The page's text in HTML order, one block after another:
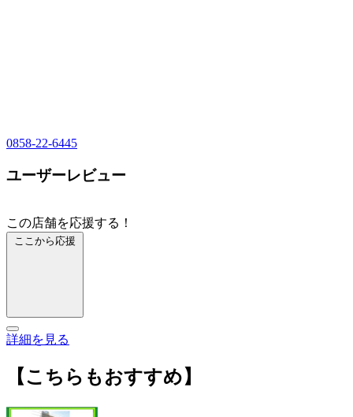
0858-22-6445
ユーザーレビュー
この店舗を応援する！
ここから応援
詳細を見る
【こちらもおすすめ】